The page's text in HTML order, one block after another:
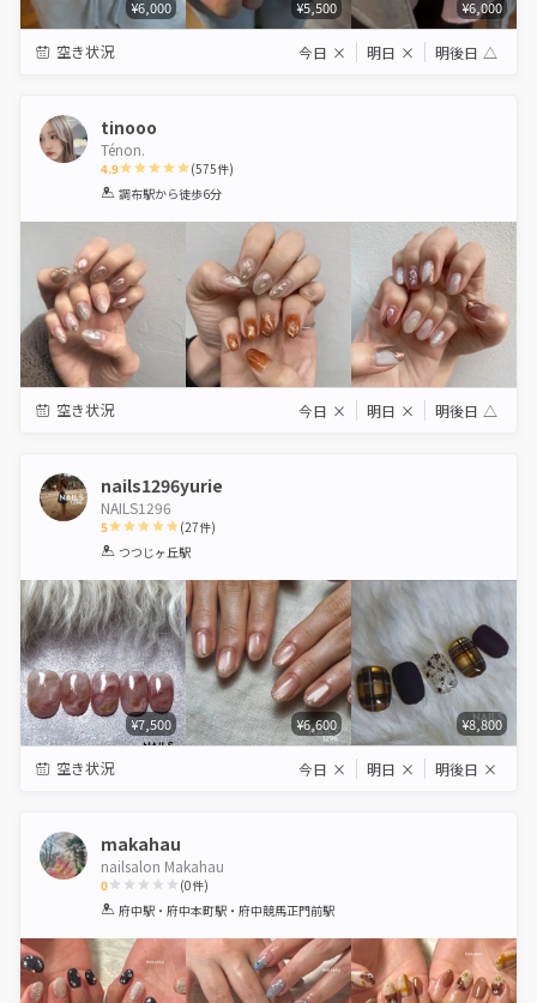
¥6,000 ¥5,500 ¥6,000
空き状況 今日 × 明日 × 明後日 △
tinooo
Ténon.
4.9
1 2 3 4 5
(575件)
調布駅から徒歩6分
空き状況 今日 × 明日 × 明後日 △
nails1296yurie
NAILS1296
5
1 2 3 4 5
(27件)
つつじヶ丘駅
¥7,500 ¥6,600 ¥8,800
空き状況 今日 × 明日 × 明後日 ×
makahau
nailsalon Makahau
0
1 2 3 4 5
(0件)
府中駅・府中本町駅・府中競馬正門前駅